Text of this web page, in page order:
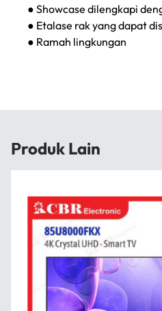
● Showcase dilengkapi
● Etalase rak yang dapat
● Ramah lingkungan
Produk Lain